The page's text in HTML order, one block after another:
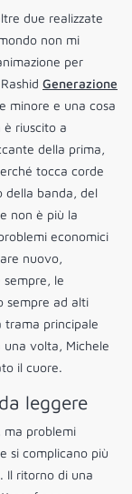
due realizzate
non mi
per
Generazione
minore e una cosa
è riuscito a
della prima,
tocca corde
della banda, del
non è più la
economici
nuovo,
le
sempre ad alti
trama principale
una volta, Michele
il cuore.
leggere
ma problemi
si complicano più
Il ritorno di una